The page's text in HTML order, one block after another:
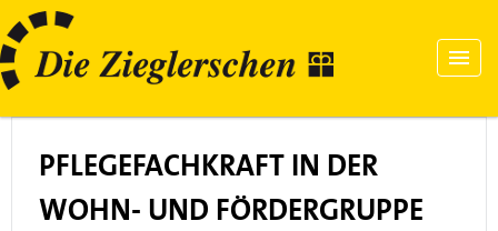
PFLEGEFACHKRAFT IN DER
WOHN- UND FÖRDERGRUPPE